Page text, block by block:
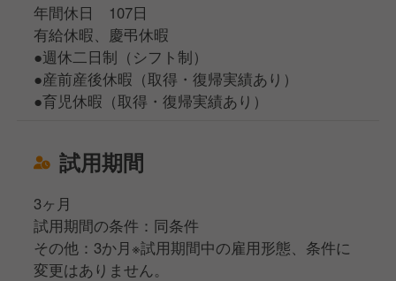
年間休日 107日
有給休暇、慶弔休暇
●週休二日制（シフト制）
●産前産後休暇（取得・復帰実績あり）
●育児休暇（取得・復帰実績あり）
試用期間
3ヶ月
試用期間の条件：同条件
その他：3か月※試用期間中の雇用形態、条件に
変更はありません。